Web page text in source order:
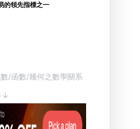
的領先指標之一
/函數/幾何之數學關系